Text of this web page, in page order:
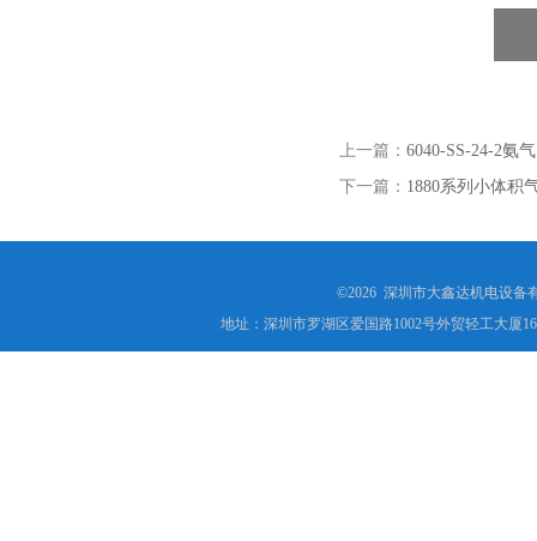
上一篇： 6040-SS-24-2氨
下一篇： 1880系列小体积
©2026 深圳市大鑫达机电设备
地址：深圳市罗湖区爱国路1002号外贸轻工大厦